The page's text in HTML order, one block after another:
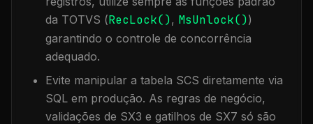
da TOTVS (RecLock(), MsUnlock())
garantindo o controle de concorrência
adequado.
Evite manipular a tabela SCS diretamente via
SQL em produção. As regras de negócio,
validações de SX3 e gatilhos de SX7 só são